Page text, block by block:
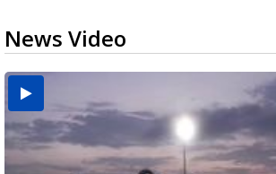
News Video